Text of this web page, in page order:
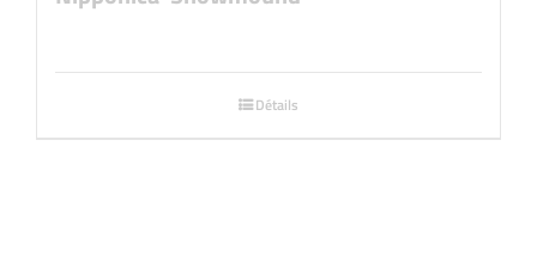
Détails